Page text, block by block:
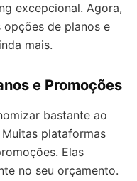
excepcional. Agora,
de planos e
mais.
e Promoções
bastante ao
plataformas
Elas
no seu orçamento.